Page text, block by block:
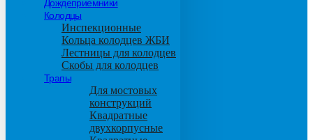
Дождеприемники
Колодцы
Инспекционные
Кольца колодцев ЖБИ
Лестницы для колодцев
Скобы для колодцев
Трапы
Для мостовых
конструкций
Квадратные
двухкорпусные